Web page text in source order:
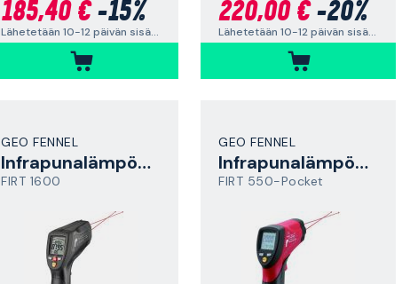
185,40 €-15%
Lähetetään 10-12 päivän sisällä
220,00 €-20%
Lähetetään 10-12 päivän sisällä
GEO FENNEL
Infrapunalämpömittari
FIRT 1600
GEO FENNEL
Infrapunalämpömittari
FIRT 550-Pocket